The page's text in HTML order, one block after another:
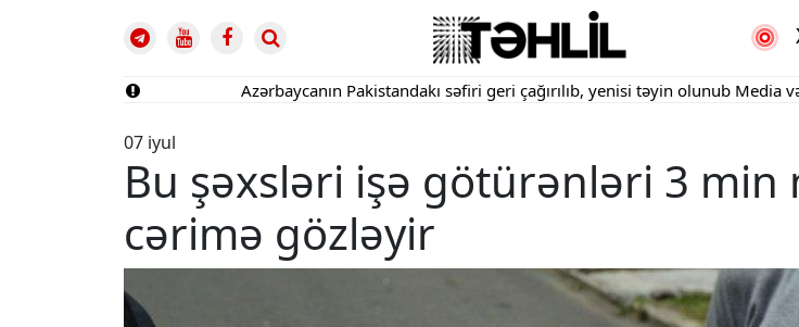
Azərbaycanın Pakistandakı səfiri geri çağırılıb, yenisi təyin olunub Media və
07 iyul
Bu şəxsləri işə götürənləri 3 min
cərimə gözləyir